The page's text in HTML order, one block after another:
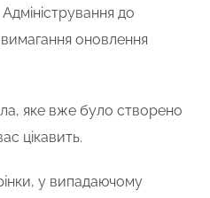
Адміністрування до
оновлення
яке вже було створено
цікавить.
у випадаючому